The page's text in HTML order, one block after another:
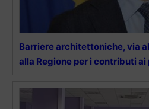
Barriere architettoniche, via
alla Regione per i contributi ai